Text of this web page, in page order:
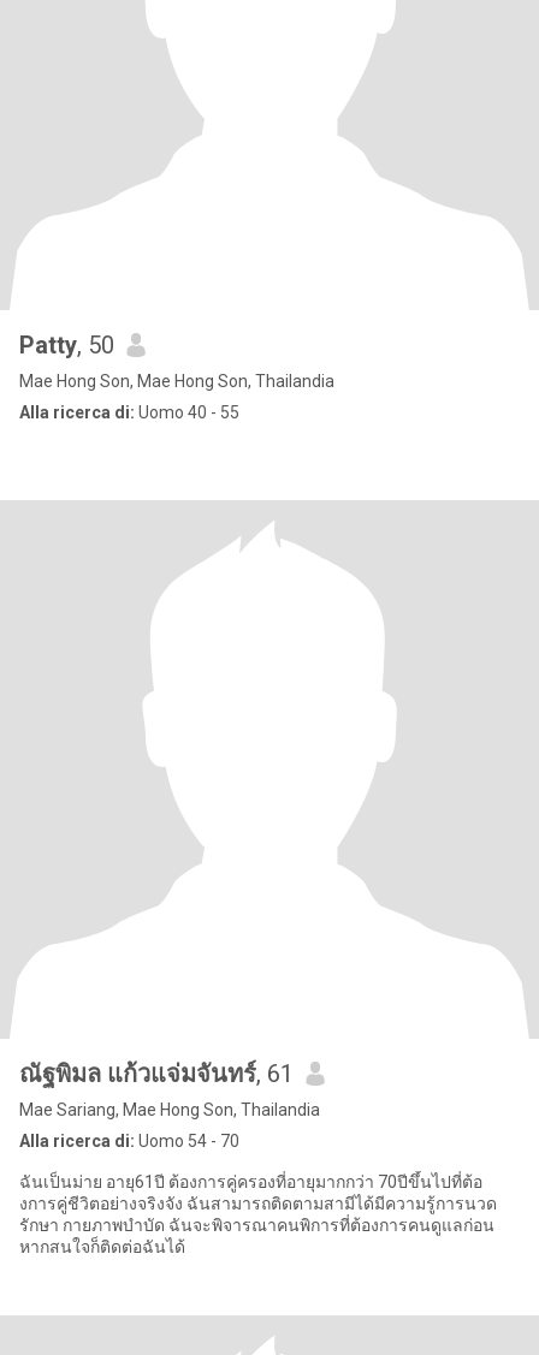
Patty, 50
Mae Hong Son, Mae Hong Son, Thailandia
Alla ricerca di: Uomo 40 - 55
ณัฐพิมล แก้วแจ่มจันทร์, 61
Mae Sariang, Mae Hong Son, Thailandia
Alla ricerca di: Uomo 54 - 70
ฉันเป็นม่าย อายุ61ปี ต้องการคู่ครองที่อายุมากกว่า 70ปีขึ้นไปที่ต้อ
งการคู่ชีวิตอย่างจริงจัง ฉันสามารถติดตามสามีได้มีความรู้การนวด
รักษา กายภาพบำบัด ฉันจะพิจารณาคนพิการที่ต้องการคนดูแลก่อน
หากสนใจก็ติดต่อฉันได้